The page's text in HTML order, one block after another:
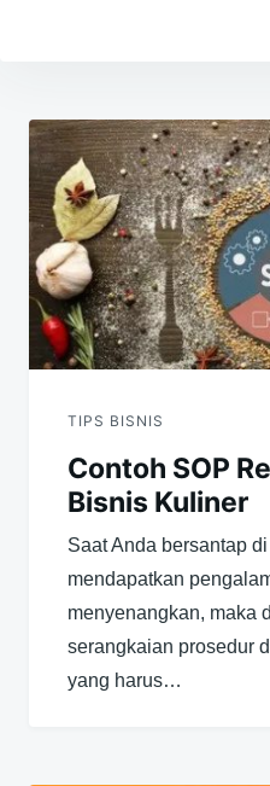
pos
TIPS BISNIS
Contoh SOP
Bisnis Kuliner
Saat Anda bersantap
mendapatkan
menyenangkan, maka
serangkaian prosedur
yang harus…